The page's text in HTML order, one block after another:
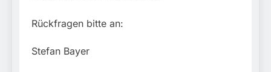
Rückfragen bitte an:
Stefan Bayer